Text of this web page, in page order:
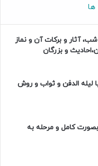
ها
آثار و برکات آن و نماز
و بزرگان
لیله الدفن و ثواب و روش
کامل و مرحله به